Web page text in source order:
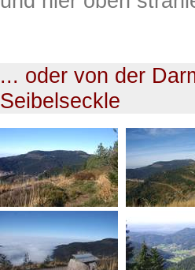
... oder von der
Seibelseckle